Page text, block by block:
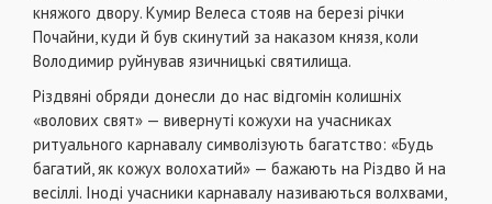
княжого двору. Кумир Велеса стояв на березі річки
Почайни, куди й був скинутий за наказом князя, коли
Володимир руйнував язичницькі святилища.
Різдвяні обряди донесли до нас відгомін колишніх
«волових свят» — вивернуті кожухи на учасниках
ритуального карнавалу символізують багатство: «Будь
багатий, як кожух волохатий» — бажають на Різдво й на
весіллі. Іноді учасники карнавалу називаються волхвами,